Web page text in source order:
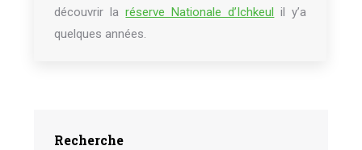
découvrir laréserve Nationale d’Ichkeul il y’a
quelques années.
Recherche